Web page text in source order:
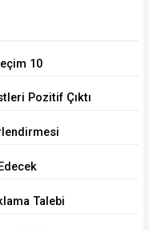
10
Pozitif Çıktı
Talebi